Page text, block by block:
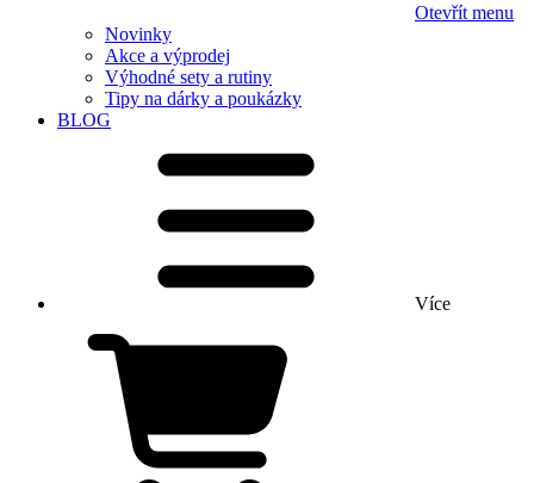
Otevřít menu
Novinky
Akce a výprodej
Výhodné sety a rutiny
Tipy na dárky a poukázky
BLOG
Více